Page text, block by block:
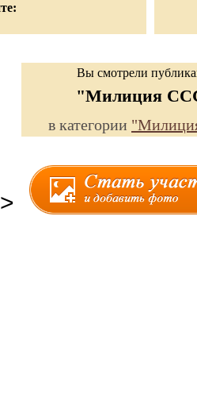
Вы смотрели
"Милиция
в категории